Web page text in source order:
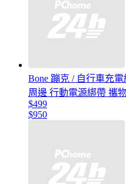
Bone 蹦克 / 自行車充
周邊 行動電源綁帶 攜
$499
$950